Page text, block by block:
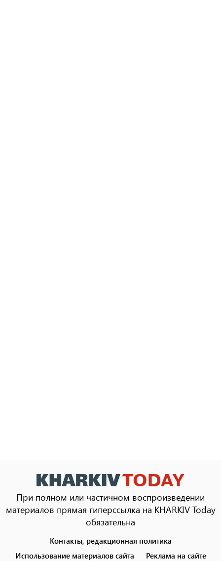
При полном или частичном воспроизведении
материалов прямая гиперссылка на KHARKIV Today
обязательна
menu
Контакты, редакционная политика
Использование материалов сайта
Реклама на сайте